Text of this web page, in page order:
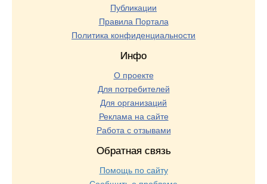
Публикации
Правила Портала
Политика конфиденциальности
Инфо
О проекте
Для потребителей
Для организаций
Реклама на сайте
Работа с отзывами
Обратная связь
Помощь по сайту